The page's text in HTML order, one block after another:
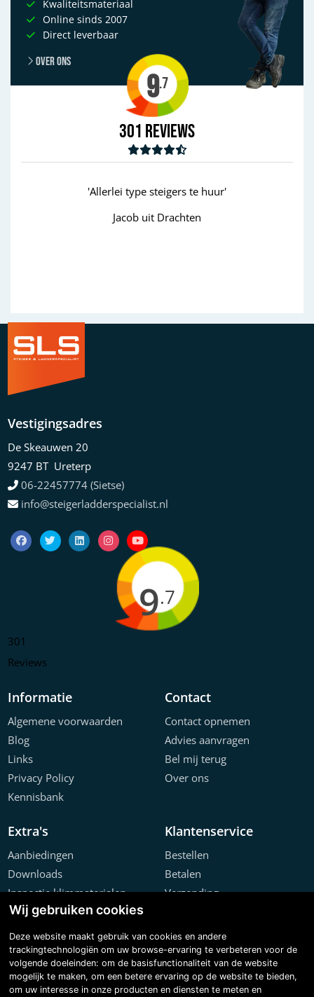
Kwaliteitsmateriaal
Online sinds 2007
Direct leverbaar
Over ons
9.7
301 Reviews
steigers te huur'
Vestigingsadres
De Skeauwen 20
9247 BT Ureterp
06-22457774 (Sietse)
info@steigerladderspecialist.nl
9.7
301
Reviews
Informatie
Algemene voorwaarden
Blog
Links
Privacy Policy
Kennisbank
Contact
Contact opnemen
Advies aanvragen
Bel mij terug
Over ons
Extra's
Aanbiedingen
Downloads
Inspectie klimmaterialen
Offerte configurator
Projecten
Klantenservice
Bestellen
Betalen
Verzending
Klachten
Wij gebruiken cookies
Deze website maakt gebruik van cookies en andere
trackingtechnologiën om uw browse-ervaring te verbeteren voor de
volgende doeleinden: om de basisfunctionaliteit van de website
mogelijk te maken, om een betere ervaring op de website te bieden,
om uw interesse in onze producten en diensten te meten en